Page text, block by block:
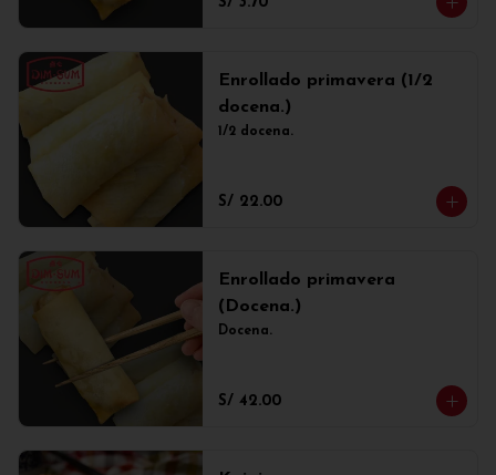
Enrollado primavera (1/2
docena.)
1/2 docena.
S/ 22.00
Enrollado primavera
(Docena.)
Docena.
S/ 42.00